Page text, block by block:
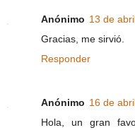
Anónimo 13 de
Gracias, me sirvió.
Responder
Anónimo 16 de
Hola, un gran